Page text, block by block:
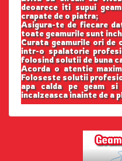
deoarece iti supui
crapate de o piatra;
Asigura-te de fiecare
toate geamurile sunt
Curata geamurile ori
intr-o spalatorie
folosind solutii de buna
Acorda o atentie
Foloseste solutii
apa calda pe geam
incalzeasca inainte de a